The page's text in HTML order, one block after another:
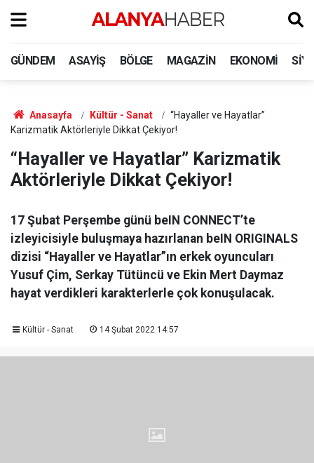
GÜNDEM ASAYIŞ BÖLGE MAGAZIN EKONOMI
Anasayfa Kültür - Sanat
“Hayaller ve Hayatlar”
Karizmatik Aktörleriyle Dikkat Çekiyor!
“Hayaller ve Hayatlar” Karizmatik
Aktörleriyle Dikkat Çekiyor!
17 Şubat Perşembe günü beIN CONNECT’te
izleyicisiyle buluşmaya hazırlanan beIN ORIGINALS
dizisi “Hayaller ve Hayatlar”ın erkek oyuncuları
Yusuf Çim, Serkay Tütüncü ve Ekin Mert Daymaz
hayat verdikleri karakterlerle çok konuşulacak.
Kültür - Sanat 14 Şubat 2022 14:57